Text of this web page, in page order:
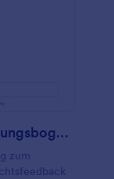
Jahresabschlusslehrerbewertungsbogen Fragebogen
zum